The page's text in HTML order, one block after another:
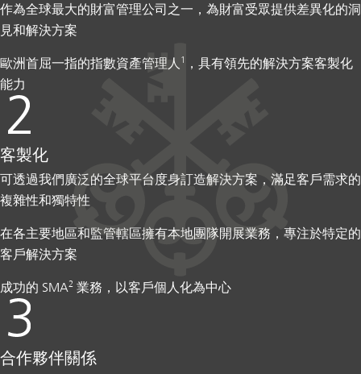
作為全球最大的財富管理公司之一，為財富受眾提供差異化的洞
見和解決方案
歐洲首屈一指的指數資產管理人 1
，具有領先的解決方案客製化
能力
客製化
可透過我們廣泛的全球平台度身訂造解決方案，滿足客戶需求的
複雜性和獨特性
在各主要地區和監管轄區擁有本地團隊開展業務，專注於特定的
客戶解決方案
成功的 SMA2 業務，以客戶個人化為中心
合作夥伴關係